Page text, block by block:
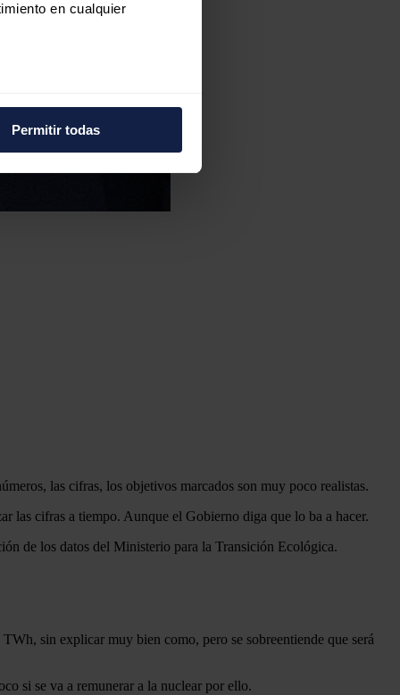
en cualquier
de redes sociales
Permitir todas
las cifras, los objetivos marcados son muy poco realistas.
las cifras a tiempo. Aunque el Gobierno diga que lo ba a hacer.
de los datos del Ministerio para la Transición Ecológica.
sin explicar muy bien como, pero se sobreentiende que será
si se va a remunerar a la nuclear por ello.